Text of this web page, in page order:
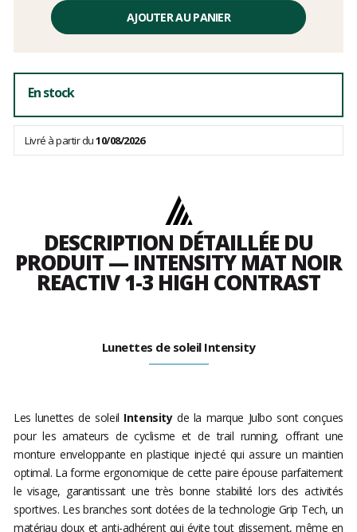
unitaire,
AJOUTER AU PANIER
En stock
Livré à partir du10/08/2026
DESCRIPTION DÉTAILLÉE DU
PRODUIT — INTENSITY MAT NOIR
REACTIV 1-3 HIGH CONTRAST
Lunettes de soleil Intensity
Les lunettes de soleil Intensityde la marque Julbo sont conçues
pour les amateurs de cyclisme et de trail running, offrant une
monture enveloppante en plastique injecté qui assure un maintien
optimal. La forme ergonomique de cette paire épouse parfaitement
le visage, garantissant une très bonne stabilité lors des activités
sportives. Les branches sont dotées de la technologie Grip Tech, un
matériau doux et anti-adhérent qui évite tout glissement, même en